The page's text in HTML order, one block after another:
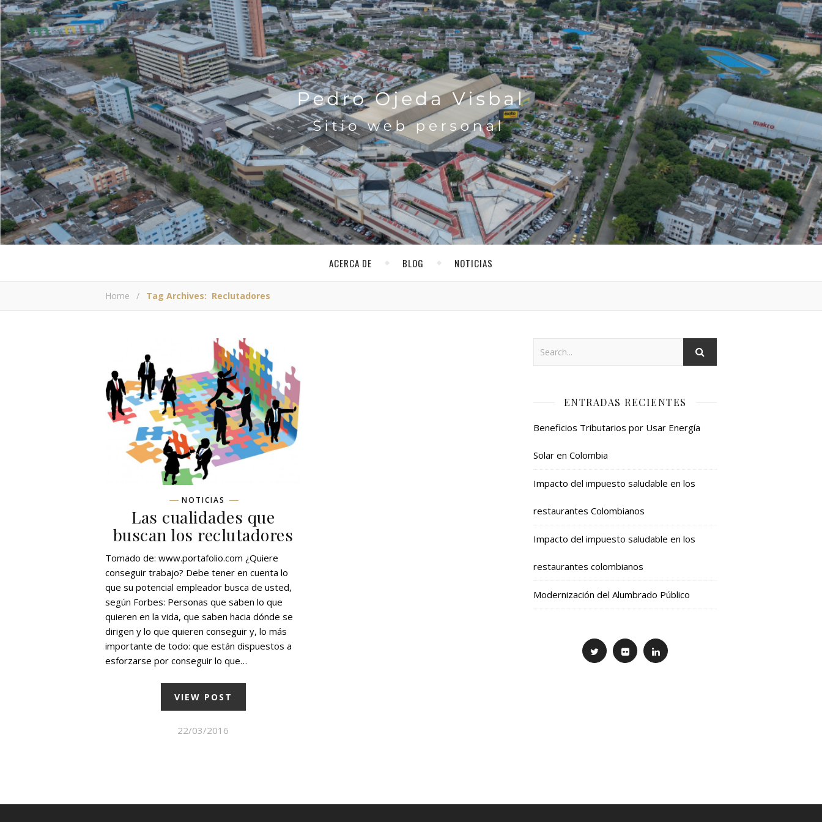
ACERCA DE BLOG NOTICIAS
Home / Tag Archives: Reclutadores
NOTICIAS
Las cualidades que
buscan los reclutadores
Tomado de: www.portafolio.com ¿Quiere
conseguir trabajo? Debe tener en cuenta lo
que su potencial empleador busca de usted,
según Forbes: Personas que saben lo que
quieren en la vida, que saben hacia dónde se
dirigen y lo que quieren conseguir y, lo más
importante de todo: que están dispuestos a
esforzarse por conseguir lo que…
VIEW POST
22/03/2016
ENTRADAS RECIENTES
Beneficios Tributarios por Usar Energía
Solar en Colombia
Impacto del impuesto saludable en los
restaurantes Colombianos
Impacto del impuesto saludable en los
restaurantes colombianos
Modernización del Alumbrado Público